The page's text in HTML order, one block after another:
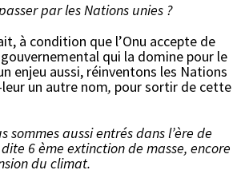
par les Nations unies ?
à condition que l’Onu accepte de
qui la domine pour le
enjeu aussi, réinventons les Nations
un autre nom, pour sortir de cette
sommes aussi entrés dans l’ère de
6 ème extinction de masse, encore
du climat.